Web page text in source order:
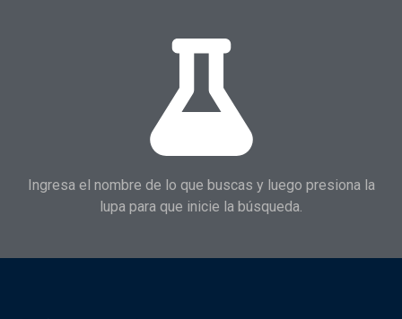
Ingresa el nombre de lo que buscas y luego presiona la
lupa para que inicie la búsqueda.